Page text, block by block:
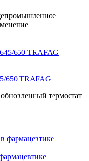
TRAFAG
термостат